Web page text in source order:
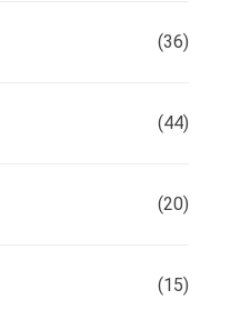
(36)
(44)
(20)
(15)